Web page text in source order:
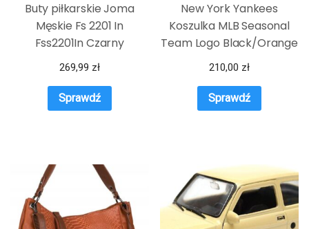
Buty piłkarskie Joma
Męskie Fs 2201 In
Fss2201In Czarny
269,99 zł
Sprawdź
New York Yankees
Koszulka MLB Seasonal
Team Logo Black/Orange
M
210,00 zł
Sprawdź